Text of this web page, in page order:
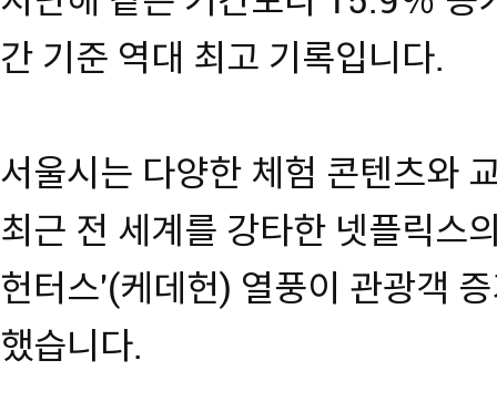
간 기준 역대 최고 기록입니다.
서울시는 다양한 체험 콘텐츠와
최근 전 세계를 강타한 넷플릭스
헌터스'(케데헌) 열풍이 관광객
했습니다.